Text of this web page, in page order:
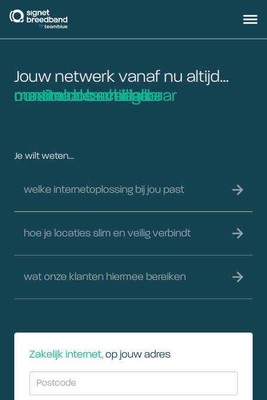
signetbreedband
Jouw netwerk vanaf nu altijd...
maximaal beveiligd
continu beschikbaar
moeiteloos schaalbaar
maximaal beveiligd
continu beschikbaar
moeiteloos schaalbaar
Je wilt weten...
welke internetoplossing bij jou past
hoe je locaties slim en veilig verbindt
wat onze klanten hiermee bereiken
Zakelijk internet, op jouw adres